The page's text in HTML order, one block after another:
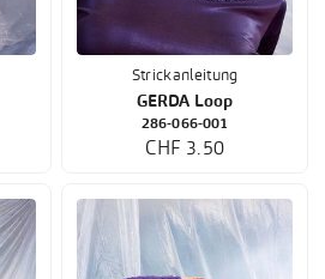
Strickanleitung
GERDA Loop
286-066-001
CHF 3.50